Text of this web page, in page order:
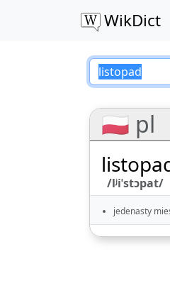
WikDict
🇵🇱 pl
/lʲiˈstɔpat/
jedenasty